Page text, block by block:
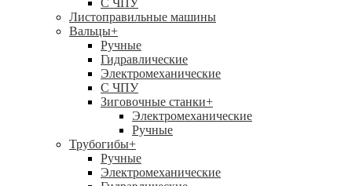
С ЧПУ
Листоправильные машины
Вальцы+
Ручные
Гидравлические
Электромеханические
С ЧПУ
Зиговочные станки+
Электромеханические
Ручные
Трубогибы+
Ручные
Электромеханические